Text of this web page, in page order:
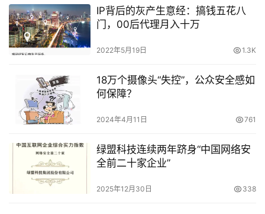
IP背后的灰产生意经：搞钱五花八
门，00后代理月入十万
2022年5月19日 1.3K
18万个摄像头“失控”，公众安全感如
何保障？
2024年4月11日 761
绿盟科技连续两年跻身“中国网络安
全前二十家企业”
2025年12月30日 338